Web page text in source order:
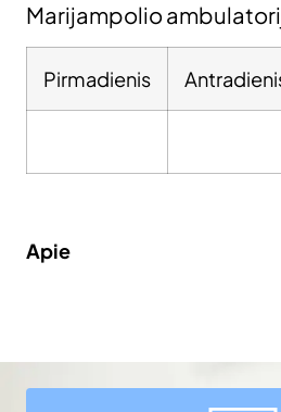
Marijampolio
Pirmadienis
Apie